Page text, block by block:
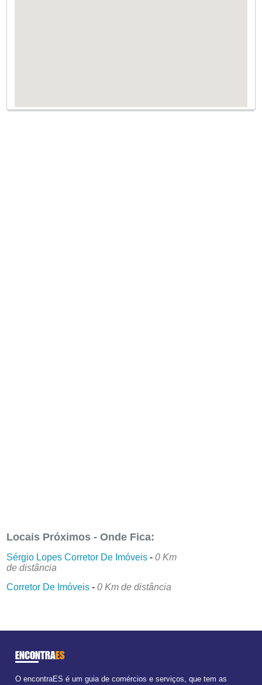
Locais Próximos - Onde Fica:
Sérgio Lopes Corretor De Imóveis -0 Km
de distância
Corretor De Imóveis -0 Km de distância
ENCONTRAES
O encontraES é um guia de comércios e serviços, que tem as